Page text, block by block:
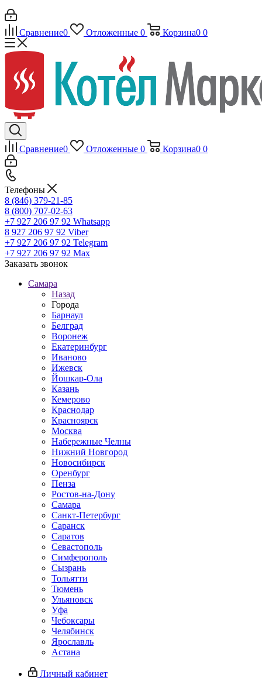
Сравнение0 Отложенные 0 Корзина0 0
Сравнение0 Отложенные 0 Корзина0 0
Телефоны
8 (846) 379-21-85
8 (800) 707-02-63
+7 927 206 97 92 Whatsapp
8 927 206 97 92 Viber
+7 927 206 97 92 Telegram
+7 927 206 97 92 Max
Заказать звонок
Самара
Назад
Города
Барнаул
Белград
Воронеж
Екатеринбург
Иваново
Ижевск
Йошкар-Ола
Казань
Кемерово
Краснодар
Красноярск
Москва
Набережные Челны
Нижний Новгород
Новосибирск
Оренбург
Пенза
Ростов-на-Дону
Самара
Санкт-Петербург
Саранск
Саратов
Севастополь
Симферополь
Сызрань
Тольятти
Тюмень
Ульяновск
Уфа
Чебоксары
Челябинск
Ярославль
Астана
Личный кабинет